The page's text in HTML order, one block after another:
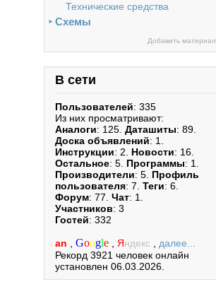
Технические средства
Схемы
►
Добавить материал
В сети
Пользователей: 335
Из них просматривают:
Аналоги: 125. Даташиты: 89.
Доска объявлений: 1.
Инструкции: 2. Новости: 16.
Остальное: 5. Программы: 1.
Производители: 5. Профиль
пользователя: 7. Теги: 6.
Форум: 77. Чат: 1.
Участников: 3
Гостей: 332
an Google Яндекс
далее...
Рекорд 3921 человек онлайн
установлен 06.03.2026.